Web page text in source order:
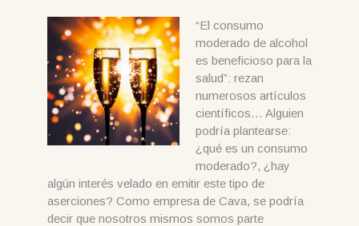
“El consumo
moderado de alcohol
es beneficioso para la
salud”: rezan
numerosos artículos
científicos… Alguien
podría plantearse:
¿qué es un consumo
moderado?, ¿hay
algún interés velado en emitir este tipo de
aserciones? Como empresa de Cava, se podría
decir que nosotros mismos somos parte